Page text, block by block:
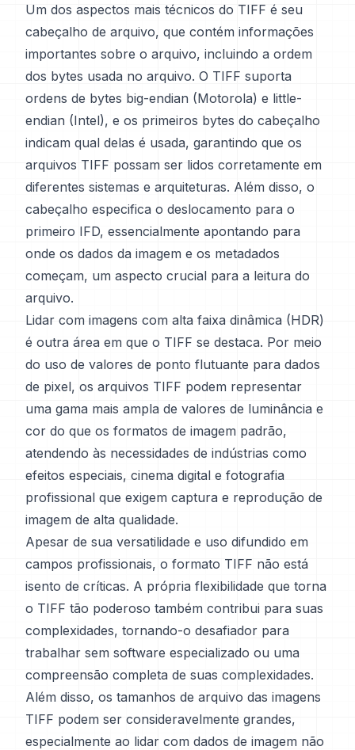
Um dos aspectos mais técnicos do TIFF é seu
cabeçalho de arquivo, que contém informações
importantes sobre o arquivo, incluindo a ordem
dos bytes usada no arquivo. O TIFF suporta
ordens de bytes big-endian (Motorola) e little-
endian (Intel), e os primeiros bytes do cabeçalho
indicam qual delas é usada, garantindo que os
arquivos TIFF possam ser lidos corretamente em
diferentes sistemas e arquiteturas. Além disso, o
cabeçalho especifica o deslocamento para o
primeiro IFD, essencialmente apontando para
onde os dados da imagem e os metadados
começam, um aspecto crucial para a leitura do
arquivo.
Lidar com imagens com alta faixa dinâmica (HDR)
é outra área em que o TIFF se destaca. Por meio
do uso de valores de ponto flutuante para dados
de pixel, os arquivos TIFF podem representar
uma gama mais ampla de valores de luminância e
cor do que os formatos de imagem padrão,
atendendo às necessidades de indústrias como
efeitos especiais, cinema digital e fotografia
profissional que exigem captura e reprodução de
imagem de alta qualidade.
Apesar de sua versatilidade e uso difundido em
campos profissionais, o formato TIFF não está
isento de críticas. A própria flexibilidade que torna
o TIFF tão poderoso também contribui para suas
complexidades, tornando-o desafiador para
trabalhar sem software especializado ou uma
compreensão completa de suas complexidades.
Além disso, os tamanhos de arquivo das imagens
TIFF podem ser consideravelmente grandes,
especialmente ao lidar com dados de imagem não